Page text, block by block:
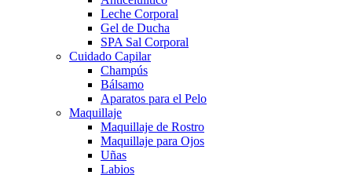
Leche Corporal
Gel de Ducha
SPA Sal Corporal
Cuidado Capilar
Champús
Bálsamo
Aparatos para el Pelo
Maquillaje
Maquillaje de Rostro
Maquillaje para Ojos
Uñas
Labios